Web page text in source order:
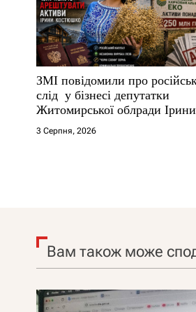
ЗМІ повідомили про
слід у бізнесі депутатки
Житомирської облради Ірини
Костюшко та чому можуть
арештувати її активи
3 Серпня, 2026
Вам також може